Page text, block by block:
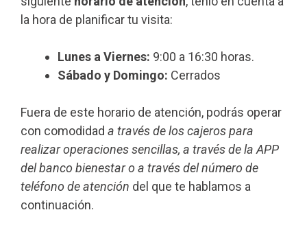
la hora de planificar tu visita:
Lunes a Viernes: 9:00 a 16:30 horas.
Sábado y Domingo: Cerrados
Fuera de este horario de atención, podrás operar
con comodidad a través de los cajeros para
realizar operaciones sencillas, a través de la APP
del banco bienestar o a través del número de
teléfono de atención del que te hablamos a
continuación.